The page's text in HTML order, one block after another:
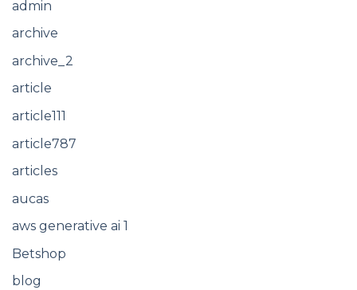
admin
archive
archive_2
article
article111
article787
articles
aucas
aws generative ai 1
Betshop
blog